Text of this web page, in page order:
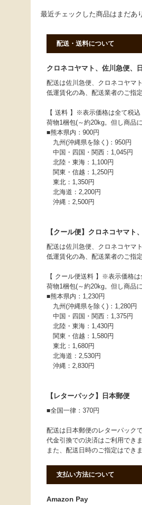
最近チェックした商品はまだあ
配送・送料について
クロネコヤマト、佐川急便、
配送は佐川急便、クロネコヤマ
低運賃化の為、配送業者のご指
【 送料 】※表示価格は全て税込
荷物1梱包(～約20kg。但し商品
■熊本県内：900円
九州(沖縄県を除く)：950円
中国・四国・関西：1,045円
北陸・東海：1,100円
関東・信越：1,250円
東北：1,350円
北海道：2,200円
沖縄：2,500円
【クール便】クロネコヤマト
配送は佐川急便、クロネコヤマ
低運賃化の為、配送業者のご指
【 クール便送料 】※表示価格は
荷物1梱包(～約20kg。但し商品
■熊本県内：1,230円
九州(沖縄県を除く)：1,280円
中国・四国・関西：1,375円
北陸・東海：1,430円
関東・信越：1,580円
東北：1,680円
北海道：2,530円
沖縄：2,830円
【レターパック】日本郵便
■全国一律：370円
配送は日本郵便のレターパック
代金引換での決済はご利用できま
また、配送日時のご指定はでき
支払い方法について
Amazon Pay